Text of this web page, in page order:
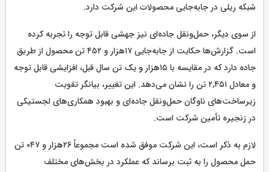
شبکه ریلی در جابه‌جایی محصولات این شرکت دارد.
از سوی دیگر، حمل‌ونقل جاده‌ای نیز جهشی قابل توجه را تجربه کرده
است. گزارش‌ها حکایت از جابه‌جایی ۱۷هزار و ۴۵۲ تن محصول از طریق
جاده دارد که در مقایسه با ۱۵هزار و یک تن سال قبل، افزایشی قابل توجه
و معادل ۲,۴۵۱ تن را نشان می‌دهد. این تغییر، بیانگر تقویت
زیرساخت‌های ناوگان حمل‌ونقل جاده‌ای و بهبود همکاری‌های لجستیکی
در زنجیره تأمین شرکت است.
لازم به ذکر است، این شرکت موفق شده است مجموعاً ۲۶هزار و ۰۴۷ تن
حمل محصول را به ثبت برساند که عملکرد در بخش‌های مختلف